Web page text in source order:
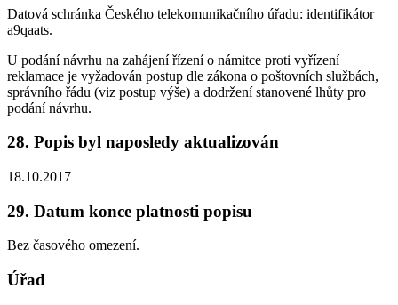
Datová schránka Českého telekomunikačního úřadu: identifikátor
a9qaats.
U podání návrhu na zahájení řízení o námitce proti vyřízení
reklamace je vyžadován postup dle zákona o poštovních službách,
správního řádu (viz postup výše) a dodržení stanovené lhůty pro
podání návrhu.
28. Popis byl naposledy aktualizován
18.10.2017
29. Datum konce platnosti popisu
Bez časového omezení.
Úřad